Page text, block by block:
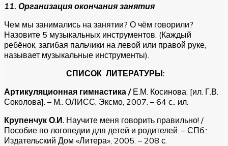
11. Организация окончания занятия
Чем мы занимались на занятии? О чём говорили?
Назовите 5 музыкальных инструментов. (Каждый
ребёнок, загибая пальчики на левой или правой руке,
называет музыкальные инструменты).
СПИСОК ЛИТЕРАТУРЫ:
Артикуляционная гимнастика / Е.М. Косинова; [ил. Г.В.
Соколова]. – М.: ОЛИСС, Эксмо, 2007. – 64 с.: ил.
Крупенчук О.И. Научите меня говорить правильно! /
Пособие по логопедии для детей и родителей. – СПб.:
Издательский Дом «Литера», 2005. – 208 с.